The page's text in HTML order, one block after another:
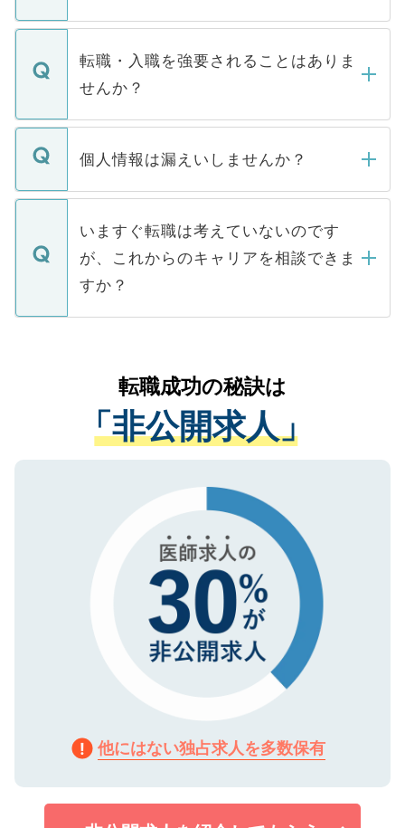
ます。通常、5営業日以内にはご連絡をせて
いただきますので、しばらくお待ちくださ
マイナビDOCTORで取り扱っている求人の
うち約3割は、Webサイトからご覧いただ
けない「非公開求人」です。非公開求人は
下記の理由によって、一般には公開してい
ません。
■応募殺到を避けるため 人気のある医療機
関を公にしてしまうと、応募が殺到する場
に、医療機関が求める条件に合った人材の
みを人材紹介会社に依頼するケースが増え
ています。
転職・入職を強要されることはありま
せんか？
転職・入職を強要することは一切ありませ
ん。また、仮に応募先から内定をいただい
定を承諾する必要はありません。内定先へ
の辞退の連絡はキャリアパートナーが行い
個人情報は漏えいしませんか？
個人情報が漏えいすることはありませんの
で、ご安心ください。当サイトからの登録
などで収集したご登録者様の個人情報は、
ご本人のキャリアアップおよび転職活動の
支援を目的に使用いたします。お預かりし
ているすべての個人データはご本人の許可
は、個人情報の取り扱いについての厳密な
管理基準を満たした事業者のみに付与され
る、プライバシーマークを取得済みです。
で、機密保持に関してもご安心ください。
いますぐ転職は考えていないのです
が、これからのキャリアを相談できま
すか？
かがいして、現在の医療機関の状況や紹介
経験をまじえながら、適切なアドバイスを
させていただきます。すぐにご転職をされ
ない方には、長期的なサポートが可能です
ので、まずはご登録ください。
転職成功の秘訣は
「非公開求人」
他にはない独占求人を多数保有